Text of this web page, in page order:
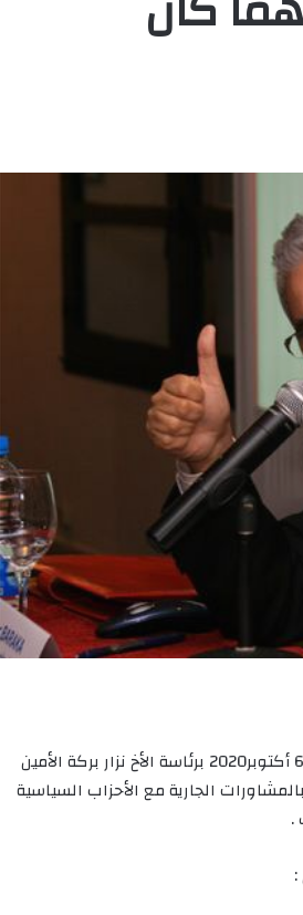
عقدت اللجنة التنفيذية لحزب الاستقلال اجتماعها الأسبوعي عن بعد يوم الثلاثاء 6 أكتوبر2020 برئاسة الأخ نزار بركة الأمين
الجارية مع الأحزاب السياسية
.
: